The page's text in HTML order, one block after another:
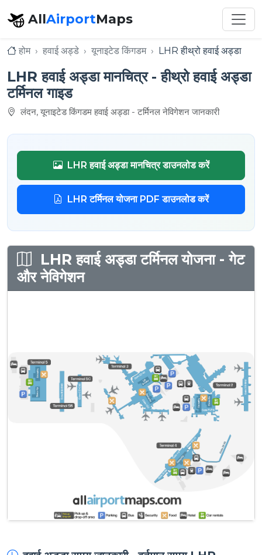
AllAirportMaps
होम हवाई अड्डे यूनाइटेड किंगडम LHR हीथ्रो हवाई अड्डा
LHR हवाई अड्डा मानचित्र - हीथ्रो हवाई अड्डा
टर्मिनल गाइड
लंदन, यूनाइटेड किंगडम हवाई अड्डा - टर्मिनल नेविगेशन जानकारी
LHR हवाई अड्डा मानचित्र डाउनलोड करें
LHR टर्मिनल योजना PDF डाउनलोड करें
LHR हवाई अड्डा टर्मिनल योजना - गेट
और नेविगेशन